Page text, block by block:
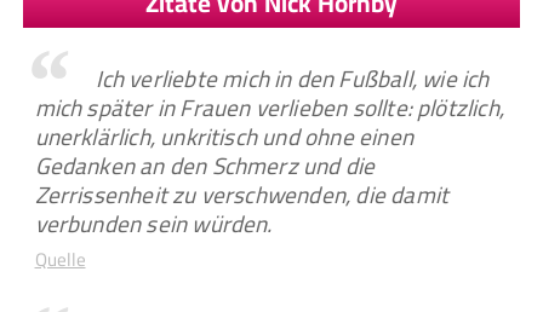
Ich verliebte mich in den Fußball, wie ich
mich später in Frauen verlieben sollte: plötzlich,
unerklärlich, unkritisch und ohne einen
Gedanken an den Schmerz und die
Zerrissenheit zu verschwenden, die damit
verbunden sein würden.
Quelle